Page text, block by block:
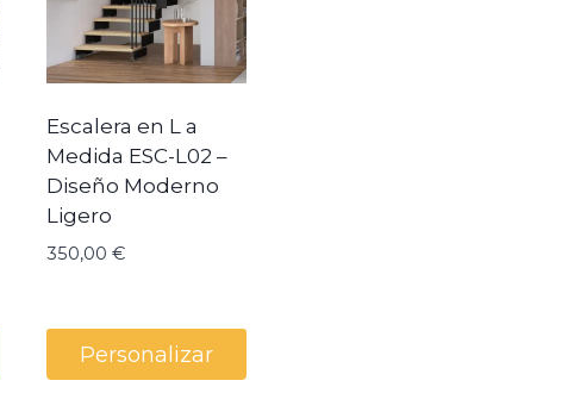
Escalera en L a
Medida ESC-L02 –
Diseño Moderno
Ligero
350,00 €
Personalizar